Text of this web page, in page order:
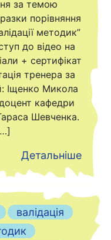
за темою
порівняння
методик”
до відео на
+ сертифікат
тренера за
Іщенко Микола
кафедри
Шевченка.
Детальніше
валідація